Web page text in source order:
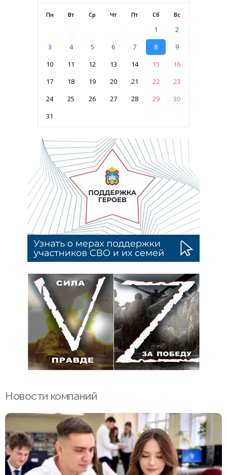
Пн Вт Ср Чт Пт Сб Вс
1
2
3
4 5 6 7 8
9
10
11 12 13 14 15
16
17
18 19 20 21 22
23
24
25 26 27 28 29
30
31
Новости компаний